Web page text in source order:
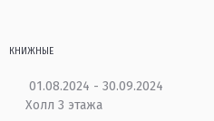
КНИЖНЫЕ
01.08.2024 - 30.09.2024
Холл 3 этажа